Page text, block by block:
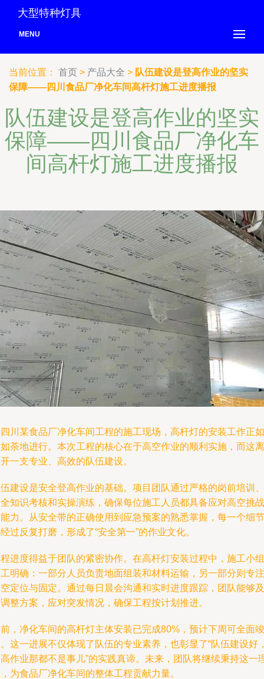
大型特种灯具
MENU
当前位置： 首页 > 产品大全 > 队伍建设是登高作业的坚实
保障——四川食品厂净化车间高杆灯施工进度播报
队伍建设是登高作业的坚实
保障——四川食品厂净化车
间高杆灯施工进度播报
川某食品厂净化车间工程的施工现场，高杆灯的安装工作正如
荼地进行。本次工程的核心在于高空作业的顺利实施，而这离
一支专业、高效的队伍建设。
建设是安全登高作业的基础。项目团队通过严格的岗前培训、
知识考核和实操演练，确保每位施工人员都具备应对高空挑战
力。从安全带的正确使用到应急预案的熟悉掌握，每一个细节
过反复打磨，形成了“安全第一”的作业文化。
进度得益于团队的紧密协作。在高杆灯安装过程中，施工小组
明确：一部分人员负责地面组装和材料运输，另一部分则专注
定位与固定。通过每日晨会沟通和实时进度跟踪，团队能够及
整方案，应对突发情况，确保工程按计划推进。
，净化车间的高杆灯主体安装已完成80%，预计下周可全面竣
这一进展不仅体现了队伍的专业素养，也彰显了“队伍建设好
作业那都不是事儿”的实践真谛。未来，团队将继续秉持这一
为食品厂净化车间的整体工程贡献力量。